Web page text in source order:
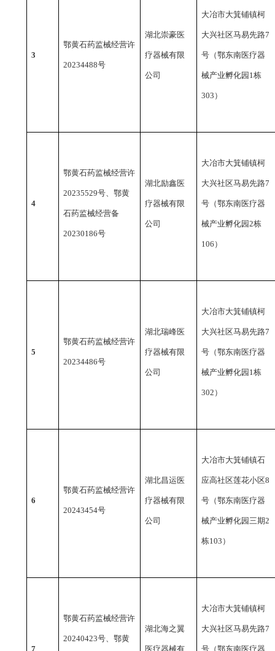
3
鄂黄石药监械经营许
20234488号
湖北崇豪医
疗器械有限
公司
大冶市大箕铺镇柯
大兴社区马易先路7
号（鄂东南医疗器
械产业孵化园1栋
303）
4
鄂黄石药监械经营许
20235529号、鄂黄
石药监械经营备
20230186号
湖北励鑫医
疗器械有限
公司
大冶市大箕铺镇柯
大兴社区马易先路7
号（鄂东南医疗器
械产业孵化园2栋
106）
5
鄂黄石药监械经营许
20234486号
湖北瑞峰医
疗器械有限
公司
大冶市大箕铺镇柯
大兴社区马易先路7
号（鄂东南医疗器
械产业孵化园1栋
302）
6
鄂黄石药监械经营许
20243454号
湖北昌运医
疗器械有限
公司
大冶市大箕铺镇石
应高社区莲花小区8
号（鄂东南医疗器
械产业孵化园三期2
栋103）
7
鄂黄石药监械经营许
20240423号、鄂黄
湖北海之翼
医疗器械有
大冶市大箕铺镇柯
大兴社区马易先路7
号（鄂东南医疗器